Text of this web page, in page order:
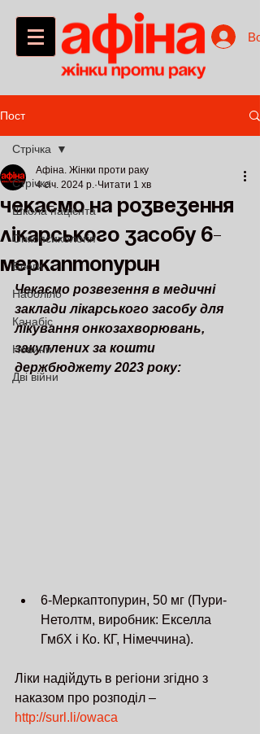
Пост
Стрічка
Школа пацієнта
Онкопсихологія
Блоги
Наболіло
Канабіс
Новини
Дві війни
Стрічка
Чекаємо на розвезення
лікарського засобу 6-
Меркаптопурин
Афіна. Жінки проти раку
4 січ. 2024 р. Читати 1 хв
Чекаємо розвезення в медичні
заклади лікарського засобу для
лікування онкозахворювань,
закуплених за кошти
держбюджету 2023 року:
6-Меркаптопурин, 50 мг (Пури-
Нетолтм, виробник: Екселла
ГмбХ і Ко. КГ, Німеччина).
Ліки надійдуть в регіони згідно з
наказом про розподіл –
http://surl.li/owaca